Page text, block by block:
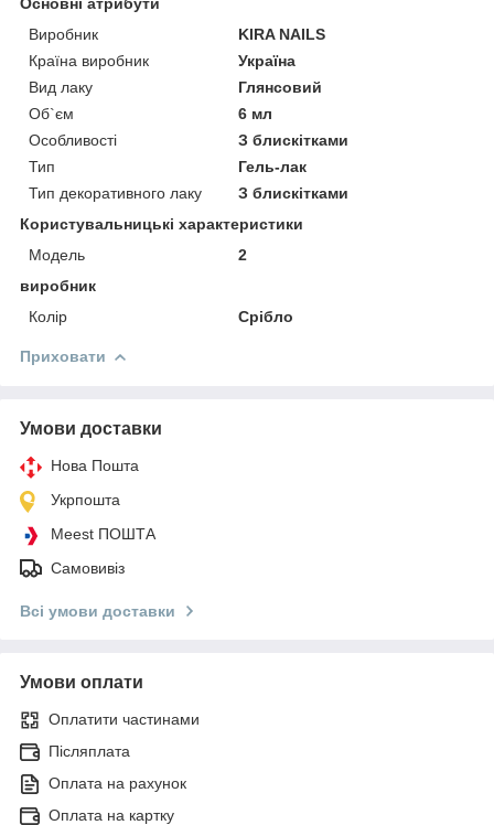
Виробник
KIRA NAILS
Країна виробник
Україна
Вид лаку
Глянсовий
Об`єм
6 мл
Особливості
З блискітками
Тип
Гель-лак
Тип декоративного лаку
З блискітками
Користувальницькі характеристики
Мoдель
2
виробник
Колір
Срібло
Приховати
Умови доставки
Нова Пошта
Укрпошта
Meest ПОШТА
Самовивіз
Всі умови доставки
Умови оплати
Оплатити частинами
Післяплата
Оплата на рахунок
Оплата на картку